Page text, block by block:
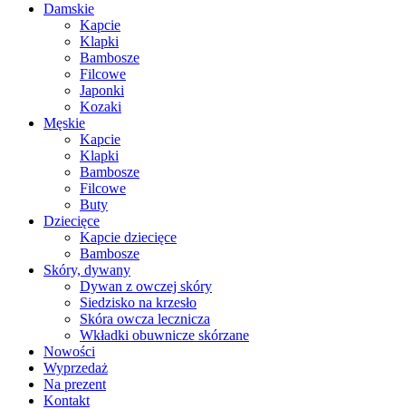
Damskie
Kapcie
Klapki
Bambosze
Filcowe
Japonki
Kozaki
Męskie
Kapcie
Klapki
Bambosze
Filcowe
Buty
Dziecięce
Kapcie dziecięce
Bambosze
Skóry, dywany
Dywan z owczej skóry
Siedzisko na krzesło
Skóra owcza lecznicza
Wkładki obuwnicze skórzane
Nowości
Wyprzedaż
Na prezent
Kontakt